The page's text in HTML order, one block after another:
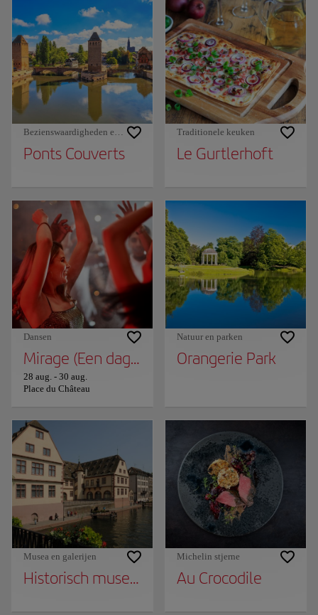
Bezienswaardigheden en monumenten
Ponts Couverts
Traditionele keuken
Le Gurtlerhoft
Dansen
Mirage (Een dag van viering) - Dyptik
28 aug. - 30 aug.
Place du Château
Natuur en parken
Orangerie Park
Musea en galerijen
Historisch museum van de stad Straatsburg
Michelin stjerne
Au Crocodile